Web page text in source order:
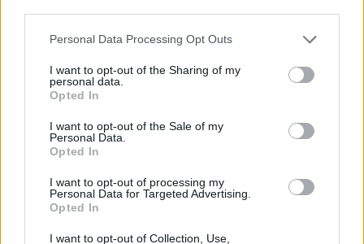
Please note that this website/app uses one or more Google
not limited to your visit or usage behaviour. You may click to
grant or deny consent to Google and its third-party tags to
use your data for below specified purposes in below Google
consent section.
Personal Data Processing Opt Outs
I want to opt-out of the Sharing of my
personal data.
Opted In
I want to opt-out of the Sale of my
Personal Data.
Opted In
I want to opt-out of processing my
Personal Data for Targeted Advertising.
Opted In
I want to opt-out of Collection, Use,
komikus”
HIROS.hu
kecskemétieket, legalábbis nagyon kevés itt az